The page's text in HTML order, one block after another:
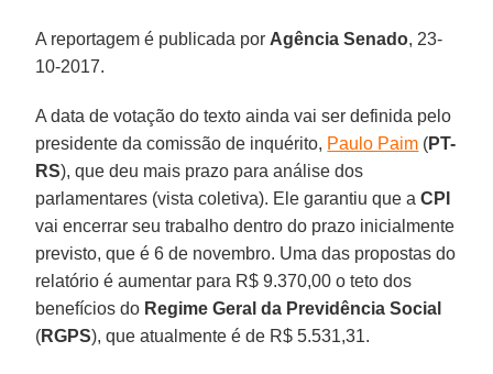
A reportagem é publicada por Agência Senado, 23-
10-2017.
A data de votação do texto ainda vai ser definida pelo
presidente da comissão de inquérito, Paulo Paim (PT-
RS), que deu mais prazo para análise dos
parlamentares (vista coletiva). Ele garantiu que aCPI
vai encerrar seu trabalho dentro do prazo inicialmente
previsto, que é 6 de novembro. Uma das propostas do
relatório é aumentar para R$ 9.370,00 o teto dos
benefícios do Regime Geral da Previdência Social
(RGPS), que atualmente é de R$ 5.531,31.